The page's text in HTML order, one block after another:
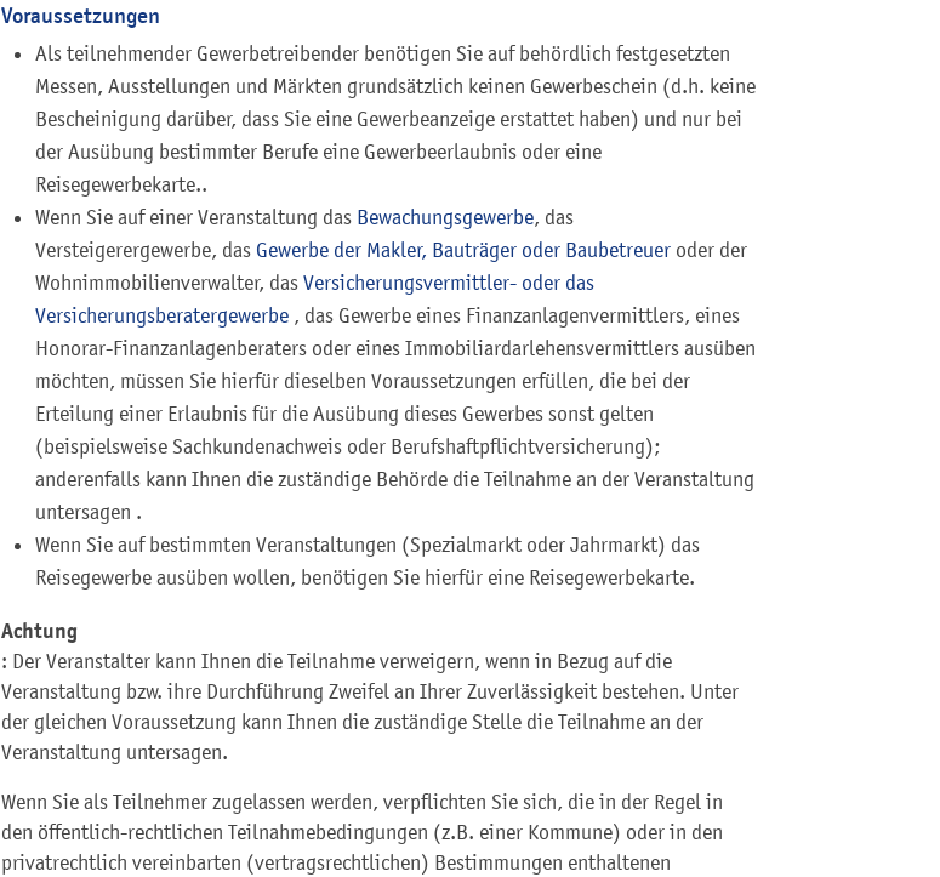
Voraussetzungen
Als teilnehmender Gewerbetreibender benötigen Sie auf behördlich festgesetzten
Messen, Ausstellungen und Märkten grundsätzlich keinen Gewerbeschein (d.h. keine
Bescheinigung darüber, dass Sie eine Gewerbeanzeige erstattet haben) und nur bei
der Ausübung bestimmter Berufe eine Gewerbeerlaubnis oder eine
Reisegewerbekarte..
Wenn Sie auf einer Veranstaltung das Bewachungsgewerbe, das
Versteigerergewerbe, das Gewerbe der Makler, Bauträger oder Baubetreuer oder der
Wohnimmobilienverwalter, das Versicherungsvermittler- oder das
Versicherungsberatergewerbe , das Gewerbe eines Finanzanlagenvermittlers, eines
Honorar-Finanzanlagenberaters oder eines Immobiliardarlehensvermittlers ausüben
möchten, müssen Sie hierfür dieselben Voraussetzungen erfüllen, die bei der
Erteilung einer Erlaubnis für die Ausübung dieses Gewerbes sonst gelten
(beispielsweise Sachkundenachweis oder Berufshaftpflichtversicherung);
anderenfalls kann Ihnen die zuständige Behörde die Teilnahme an der Veranstaltung
untersagen .
Wenn Sie auf bestimmten Veranstaltungen (Spezialmarkt oder Jahrmarkt) das
Reisegewerbe ausüben wollen, benötigen Sie hierfür eine Reisegewerbekarte.
Achtung
: Der Veranstalter kann Ihnen die Teilnahme verweigern, wenn in Bezug auf die
Veranstaltung bzw. ihre Durchführung Zweifel an Ihrer Zuverlässigkeit bestehen. Unter
der gleichen Voraussetzung kann Ihnen die zuständige Stelle die Teilnahme an der
Veranstaltung untersagen.
Wenn Sie als Teilnehmer zugelassen werden, verpflichten Sie sich, die in der Regel in
den öffentlich-rechtlichen Teilnahmebedingungen (z.B. einer Kommune) oder in den
privatrechtlich vereinbarten (vertragsrechtlichen) Bestimmungen enthaltenen